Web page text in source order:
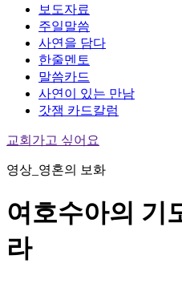
보도자료
주일말씀
사연을 담다
한줄멘토
말씀카드
사연이 있는 만남
갓잼 카드칼럼
교회가고 싶어요
영상_영혼의 보화
여호수아의 기
라